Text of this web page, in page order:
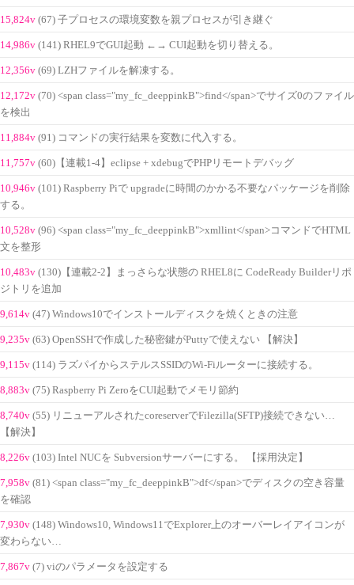
15,824v (67) 子プロセスの環境変数を親プロセスが引き継ぐ
14,986v (141) RHEL9でGUI起動 ←→ CUI起動を切り替える。
12,356v (69) LZHファイルを解凍する。
12,172v (70) <span class="my_fc_deeppinkB">find</span>でサイズ0のファイル
を検出
11,884v (91) コマンドの実行結果を変数に代入する。
11,757v (60)【連載1-4】eclipse + xdebugでPHPリモートデバッグ
10,946v (101) Raspberry Piで upgradeに時間のかかる不要なパッケージを削除
する。
10,528v (96) <span class="my_fc_deeppinkB">xmllint</span>コマンドでHTML
文を整形
10,483v (130)【連載2-2】まっさらな状態の RHEL8に CodeReady Builderリポ
ジトリを追加
9,614v (47) Windows10でインストールディスクを焼くときの注意
9,235v (63) OpenSSHで作成した秘密鍵がPuttyで使えない 【解決】
9,115v (114) ラズパイからステルスSSIDのWi-Fiルーターに接続する。
8,883v (75) Raspberry Pi ZeroをCUI起動でメモリ節約
8,740v (55) リニューアルされたcoreserverでFilezilla(SFTP)接続できない…
【解決】
8,226v (103) Intel NUCを Subversionサーバーにする。 【採用決定】
7,958v (81) <span class="my_fc_deeppinkB">df</span>でディスクの空き容量
を確認
7,930v (148) Windows10, Windows11でExplorer上のオーバーレイアイコンが
変わらない…
7,867v (7) viのパラメータを設定する